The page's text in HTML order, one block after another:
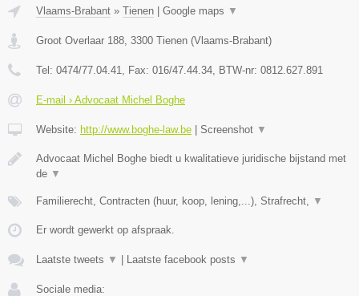
Vlaams-Brabant » Tienen Google maps ▼
Groot Overlaar 188 3300 Tienen (Vlaams-Brabant)
Tel: 0474/77.04.41 , Fax: 016/47.44.34 , BTW-nr: ​0812.627.891
E-mail › Advocaat Michel Boghe
Website: http://www.boghe-law.be Screenshot ▼
Advocaat Michel Boghe biedt u kwalitatieve juridische bijstand met
de ▼
Familierecht, Contracten (huur, koop, lening,...), Strafrecht, ▼
Er wordt gewerkt op afspraak.
Laatste tweets ▼ Laatste facebook posts ▼
Sociale media: